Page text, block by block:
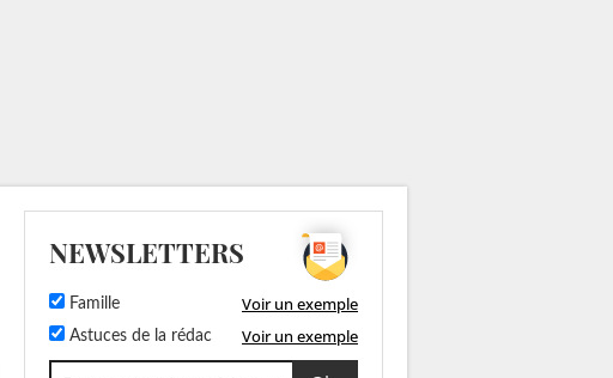
NEWSLETTERS
Famille Voir un exemple
Astuces de la rédac Voir un exemple